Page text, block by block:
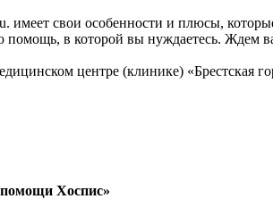
имеет свои особенности и плюсы,
в которой вы нуждаетесь. Ждем
центре (клинике) «Брестская
помощи Хоспис»